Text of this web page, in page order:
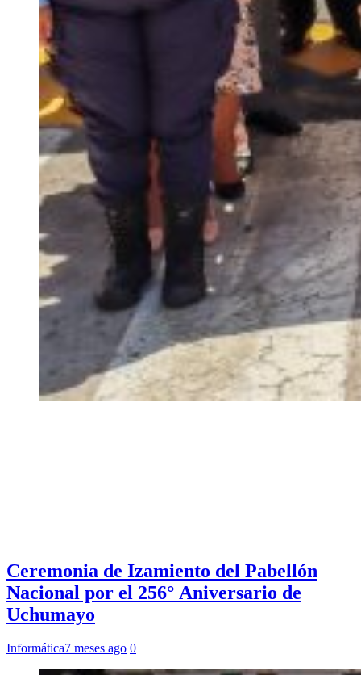
Ceremonia de Izamiento del Pabellón
Nacional por el 256° Aniversario de
Uchumayo
Informática7 meses ago 0